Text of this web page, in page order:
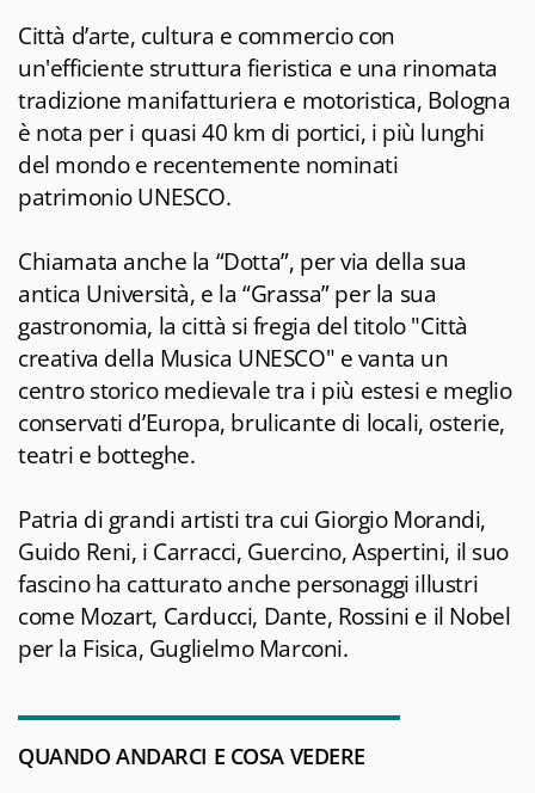
Città d’arte, cultura e commercio con
un'efficiente struttura fieristica e una rinomata
tradizione manifatturiera e motoristica, Bologna
è nota per i quasi 40 km di portici, i più lunghi
del mondo e recentemente nominati
patrimonio UNESCO.
Chiamata anche la “Dotta”, per via della sua
antica Università, e la “Grassa” per la sua
gastronomia, la città si fregia del titolo "Città
creativa della Musica UNESCO" e vanta un
centro storico medievale tra i più estesi e meglio
conservati d’Europa, brulicante di locali, osterie,
teatri e botteghe.
Patria di grandi artisti tra cui Giorgio Morandi,
Guido Reni, i Carracci, Guercino, Aspertini, il suo
fascino ha catturato anche personaggi illustri
come Mozart, Carducci, Dante, Rossini e il Nobel
per la Fisica, Guglielmo Marconi.
QUANDO ANDARCI E COSA VEDERE